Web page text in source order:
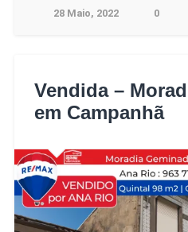
28 Maio, 2022 0
Vendida –
em Campanhã